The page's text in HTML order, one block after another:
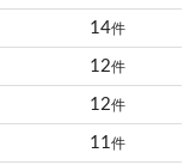
14件
12件
12件
11 件